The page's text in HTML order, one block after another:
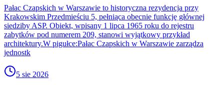
Pałac Czapskich w Warszawie to historyczna rezydencja przy
Krakowskim Przedmieściu 5, pełniąca obecnie funkcję głównej
siedziby ASP. Obiekt, wpisany 1 lipca 1965 roku do rejestru
zabytków pod numerem 209, stanowi wyjątkowy przykład
architektury.W pigułce:Pałac Czapskich w Warszawie zarządza
jednostk
5 sie 2026